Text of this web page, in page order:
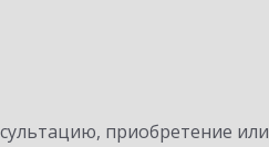
приобретение или